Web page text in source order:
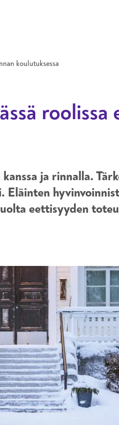
koulutuksessa
roolissa
ja rinnalla.
eettisyyden